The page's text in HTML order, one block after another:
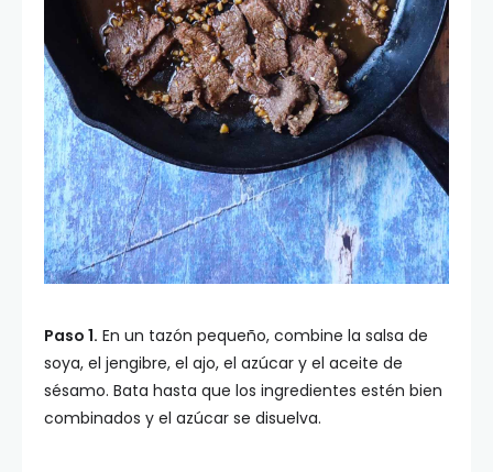
Paso 1. En un tazón pequeño, combine la salsa de
soya, el jengibre, el ajo, el azúcar y el aceite de
sésamo. Bata hasta que los ingredientes estén bien
combinados y el azúcar se disuelva.